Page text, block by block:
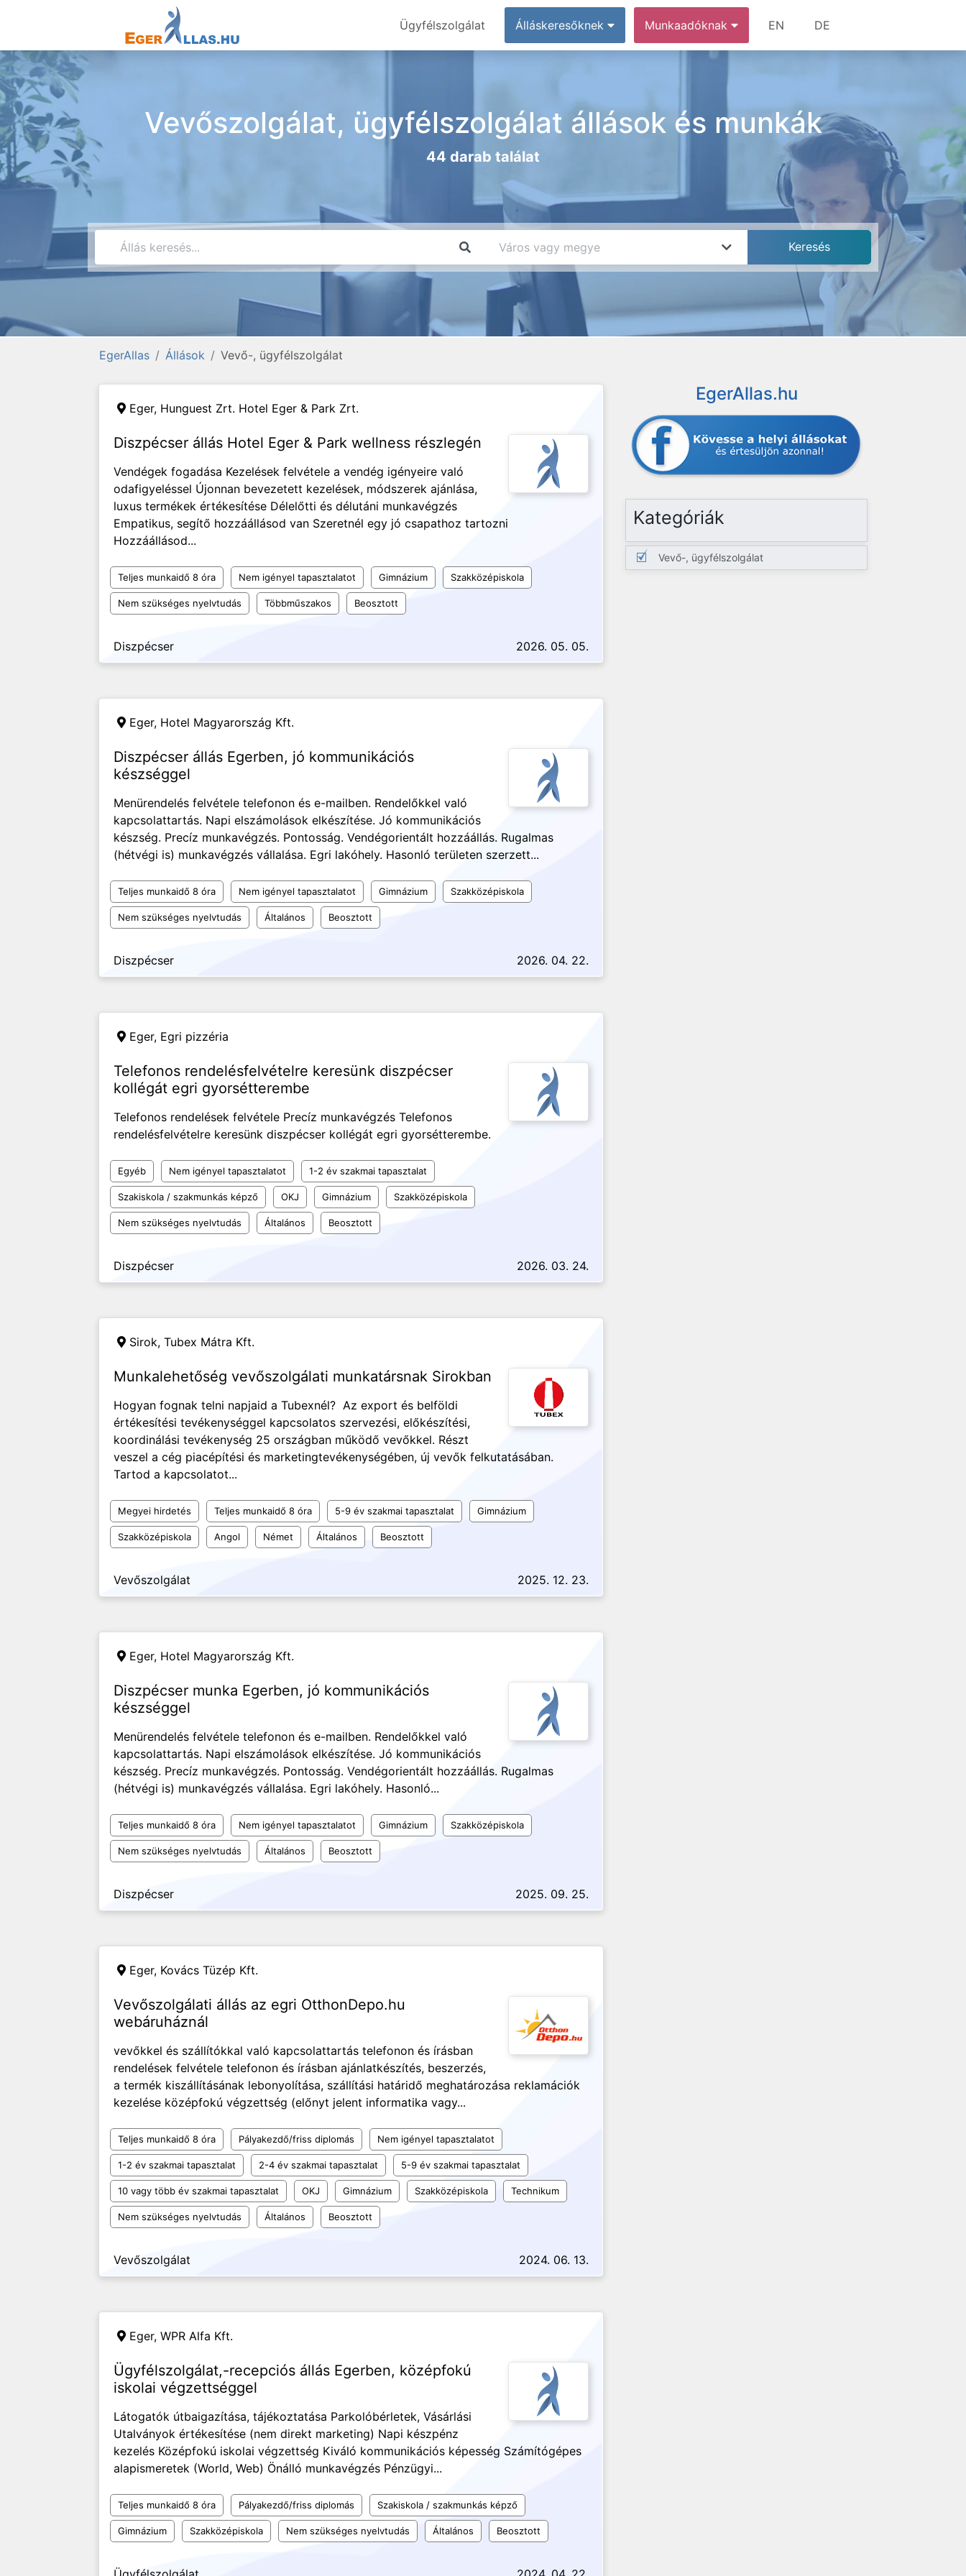
Ügyfélszolgálat Álláskeresőknek Munkaadóknak EN DE
Vevőszolgálat, ügyfélszolgálat állások és munkák
44 darab találat
EgerAllas Állások Vevő-, ügyfélszolgálat
Eger, Hunguest Zrt. Hotel Eger & Park Zrt.
Diszpécser állás Hotel Eger & Park wellness részlegén
Vendégek fogadása Kezelések felvétele a vendég igényeire való
odafigyeléssel Újonnan bevezetett kezelések, módszerek ajánlása,
luxus termékek értékesítése Délelőtti és délutáni munkavégzés
Empatikus, segítő hozzáállásod van Szeretnél egy jó csapathoz tartozni
Hozzáállásod...
Teljes munkaidő 8 óra Nem igényel tapasztalatot Gimnázium Szakközépiskola
Nem szükséges nyelvtudás Többműszakos Beosztott
Diszpécser 2026. 05. 05.
Eger, Hotel Magyarország Kft.
Diszpécser állás Egerben, jó kommunikációs
készséggel
Menürendelés felvétele telefonon és e-mailben. Rendelőkkel való
kapcsolattartás. Napi elszámolások elkészítése. Jó kommunikációs
készség. Precíz munkavégzés. Pontosság. Vendégorientált hozzáállás. Rugalmas
(hétvégi is) munkavégzés vállalása. Egri lakóhely. Hasonló területen szerzett...
Teljes munkaidő 8 óra Nem igényel tapasztalatot Gimnázium Szakközépiskola
Nem szükséges nyelvtudás Általános Beosztott
Diszpécser 2026. 04. 22.
Eger, Egri pizzéria
Telefonos rendelésfelvételre keresünk diszpécser
kollégát egri gyorsétterembe
Telefonos rendelések felvétele Precíz munkavégzés Telefonos
rendelésfelvételre keresünk diszpécser kollégát egri gyorsétterembe.
Egyéb Nem igényel tapasztalatot 1-2 év szakmai tapasztalat
Szakiskola / szakmunkás képző OKJ Gimnázium Szakközépiskola
Nem szükséges nyelvtudás Általános Beosztott
Diszpécser 2026. 03. 24.
Sirok, Tubex Mátra Kft.
Munkalehetőség vevőszolgálati munkatársnak Sirokban
Hogyan fognak telni napjaid a Tubexnél? Az export és belföldi
értékesítési tevékenységgel kapcsolatos szervezési, előkészítési,
koordinálási tevékenység 25 országban működő vevőkkel. Részt
veszel a cég piacépítési és marketingtevékenységében, új vevők felkutatásában.
Tartod a kapcsolatot...
Megyei hirdetés Teljes munkaidő 8 óra 5-9 év szakmai tapasztalat Gimnázium
Szakközépiskola Angol Német Általános Beosztott
Vevőszolgálat 2025. 12. 23.
Eger, Hotel Magyarország Kft.
Diszpécser munka Egerben, jó kommunikációs
készséggel
Menürendelés felvétele telefonon és e-mailben. Rendelőkkel való
kapcsolattartás. Napi elszámolások elkészítése. Jó kommunikációs
készség. Precíz munkavégzés. Pontosság. Vendégorientált hozzáállás. Rugalmas
(hétvégi is) munkavégzés vállalása. Egri lakóhely. Hasonló...
Teljes munkaidő 8 óra Nem igényel tapasztalatot Gimnázium Szakközépiskola
Nem szükséges nyelvtudás Általános Beosztott
Diszpécser 2025. 09. 25.
Eger, Kovács Tüzép Kft.
Vevőszolgálati állás az egri OtthonDepo.hu
webáruháznál
vevőkkel és szállítókkal való kapcsolattartás telefonon és írásban
rendelések felvétele telefonon és írásban ajánlatkészítés, beszerzés,
a termék kiszállításának lebonyolítása, szállítási határidő meghatározása reklamációk
kezelése középfokú végzettség (előnyt jelent informatika vagy...
Teljes munkaidő 8 óra Pályakezdő/friss diplomás Nem igényel tapasztalatot
1-2 év szakmai tapasztalat 2-4 év szakmai tapasztalat 5-9 év szakmai tapasztalat
10 vagy több év szakmai tapasztalat OKJ Gimnázium Szakközépiskola Technikum
Nem szükséges nyelvtudás Általános Beosztott
Vevőszolgálat 2024. 06. 13.
Eger, WPR Alfa Kft.
Ügyfélszolgálat,-recepciós állás Egerben, középfokú
iskolai végzettséggel
Látogatók útbaigazítása, tájékoztatása Parkolóbérletek, Vásárlási
Utalványok értékesítése (nem direkt marketing) Napi készpénz
kezelés Középfokú iskolai végzettség Kiváló kommunikációs képesség Számítógépes
alapismeretek (World, Web) Önálló munkavégzés Pénzügyi...
Teljes munkaidő 8 óra Pályakezdő/friss diplomás Szakiskola / szakmunkás képző
Gimnázium Szakközépiskola Nem szükséges nyelvtudás Általános Beosztott
EgerAllas.hu
Kategóriák
Vevő-, ügyfélszolgálat